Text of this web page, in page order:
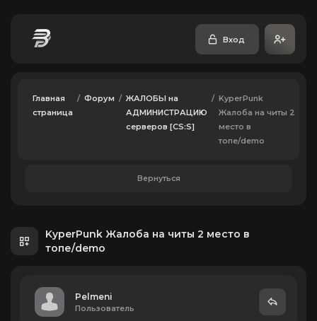
Вход
Главная
страница
/ Форум / ЖАЛОБЫ на
АДМИНИСТРАЦИЮ
серверов [CS:S]
/ KyperPunk
Жалоба на читы 2
место в
топе/demo
Вернуться
KyperPunk Жалоба на читы 2 место в
топе/demo
Pelmeni
Пользователь